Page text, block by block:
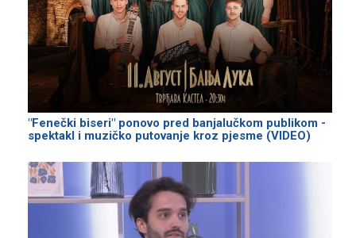
"Fenečki biseri" ponovo pred banjalučkom publikom -
spektakl i muzičko putovanje kroz pjesme (VIDEO)